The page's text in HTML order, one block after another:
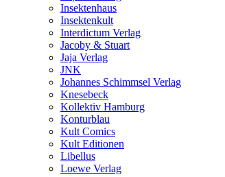
Insektenhaus
Insektenkult
Interdictum Verlag
Jacoby & Stuart
Jaja Verlag
JNK
Johannes Schimmsel Verlag
Knesebeck
Kollektiv Hamburg
Konturblau
Kult Comics
Kult Editionen
Libellus
Loewe Verlag